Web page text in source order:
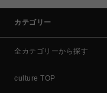
カテゴリー
全カテゴリーから探す
culture TOP